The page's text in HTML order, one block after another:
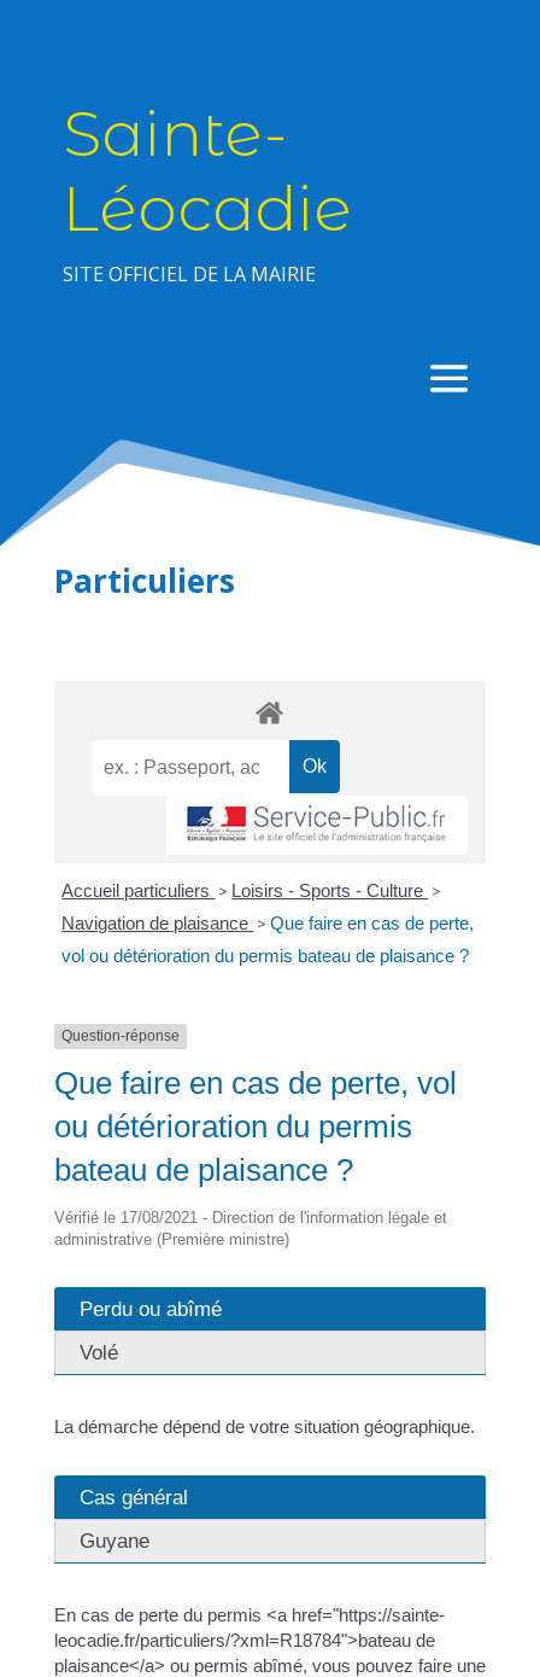
Sainte-
Léocadie
SITE OFFICIEL DE LA MAIRIE
Particuliers
Accueil particuliers > Loisirs - Sports - Culture >
Navigation de plaisance > Que faire en cas de perte,
vol ou détérioration du permis bateau de plaisance ?
Question-réponse
Que faire en cas de perte, vol
ou détérioration du permis
bateau de plaisance ?
Vérifié le 17/08/2021 - Direction de l'information légale et
administrative (Première ministre)
Perdu ou abîmé
Volé
La démarche dépend de votre situation géographique.
Cas général
Guyane
En cas de perte du permis <a href="https://sainte-
leocadie.fr/particuliers/?xml=R18784">bateau de
plaisance</a> ou permis abîmé, vous pouvez faire une